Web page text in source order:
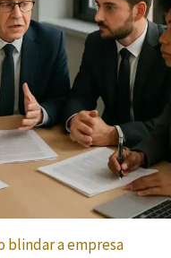
blindar a empresa